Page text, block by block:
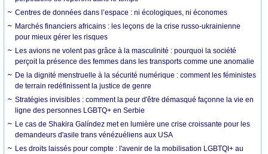
Centres de données dans l’espace : ni écologiques, ni économes
Marchés financiers africains : les leçons de la crise russo-ukrainienne
pour mieux gérer les risques
Les avions ne volent pas grâce à la masculinité : pourquoi la société
perçoit la présence des femmes dans les transports comme une anomalie
De la dignité menstruelle à la sécurité numérique : comment les féministes
de terrain redéfinissent la justice de genre
Stratégies invisibles : comment la peur d'être démasqué façonne la vie en
ligne des personnes LGBTQ+ en Serbie
Le cas de Shakira Galíndez met en lumière une crise croissante pour les
demandeurs d'asile trans vénézuéliens aux USA
Les droits laissés pour compte : l'avenir de la mobilisation LGBTQI+ au